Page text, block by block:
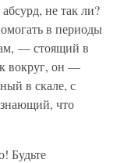
не так ли?
в периоды
— стоящий в
вокруг, он —
в скале, с
что
Будьте